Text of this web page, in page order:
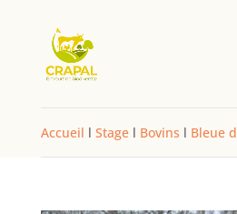
Accueil l Stagel Bovins l Bleue